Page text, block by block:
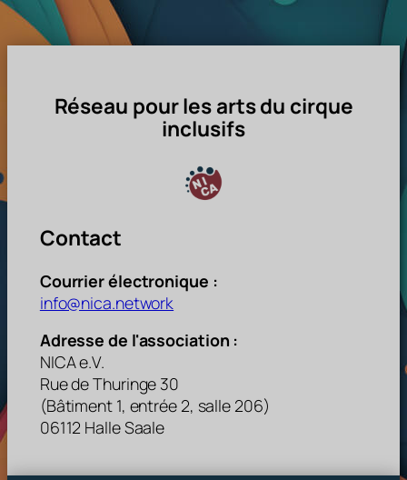
Réseau pour les arts du cirque
inclusifs
Contact
Courrier électronique :
info@nica.network
Adresse de l'association :
NICA e.V.
Rue de Thuringe 30
(Bâtiment 1, entrée 2, salle 206)
06112 Halle Saale